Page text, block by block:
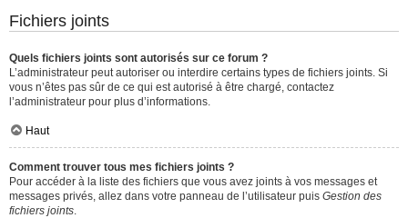
Fichiers joints
Quels fichiers joints sont autorisés sur ce forum ?
L’administrateur peut autoriser ou interdire certains types de fichiers joints. Si
vous n’êtes pas sûr de ce qui est autorisé à être chargé, contactez
l’administrateur pour plus d’informations.
Haut
Comment trouver tous mes fichiers joints ?
Pour accéder à la liste des fichiers que vous avez joints à vos messages et
messages privés, allez dans votre panneau de l’utilisateur puis Gestion des
fichiers joints